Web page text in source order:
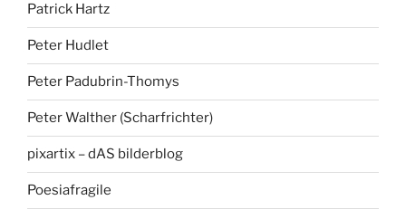
Patrick Hartz
Peter Hudlet
Peter Padubrin-Thomys
Peter Walther (Scharfrichter)
pixartix – dAS bilderblog
Poesiafragile